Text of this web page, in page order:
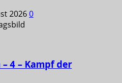
20260
4 – Kampf der